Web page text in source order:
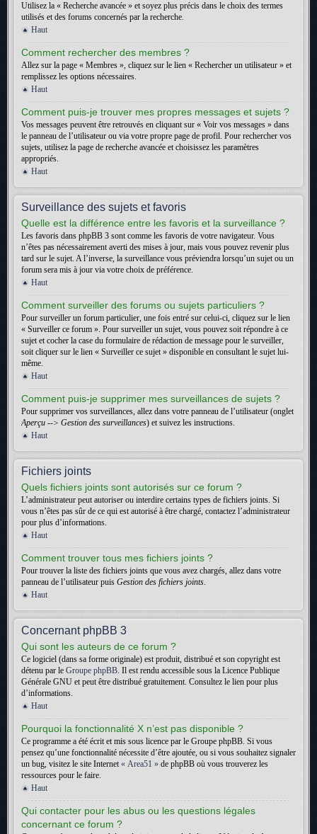
Utilisez la « Recherche avancée » et soyez plus précis dans le choix des termes
utilisés et des forums concernés par la recherche.
Haut
Comment rechercher des membres ?
Allez sur la page « Membres », cliquez sur le lien « Rechercher un utilisateur » et
remplissez les options nécessaires.
Haut
Comment puis-je trouver mes propres messages et sujets ?
Vos messages peuvent être retrouvés en cliquant sur « Voir vos messages » dans
le panneau de l’utilisateur ou via votre propre page de profil. Pour rechercher vos
sujets, utilisez la page de recherche avancée et choisissez les paramètres
appropriés.
Haut
Surveillance des sujets et favoris
Quelle est la différence entre les favoris et la surveillance ?
Les favoris dans phpBB 3 sont comme les favoris de votre navigateur. Vous
n’êtes pas nécessairement averti des mises à jour, mais vous pouvez revenir plus
tard sur le sujet. A l’inverse, la surveillance vous préviendra lorsqu’un sujet ou un
forum sera mis à jour via votre choix de préférence.
Haut
Comment surveiller des forums ou sujets particuliers ?
Pour surveiller un forum particulier, une fois entré sur celui-ci, cliquez sur le lien
« Surveiller ce forum ». Pour surveiller un sujet, vous pouvez soit répondre à ce
sujet et cocher la case du formulaire de rédaction de message pour le surveiller,
soit cliquer sur le lien « Surveiller ce sujet » disponible en consultant le sujet lui-
même.
Haut
Comment puis-je supprimer mes surveillances de sujets ?
Pour supprimer vos surveillances, allez dans votre panneau de l’utilisateur (onglet
Aperçu --> Gestion des surveillances) et suivez les instructions.
Haut
Fichiers joints
Quels fichiers joints sont autorisés sur ce forum ?
L’administrateur peut autoriser ou interdire certains types de fichiers joints. Si
vous n’êtes pas sûr de ce qui est autorisé à être chargé, contactez l’administrateur
pour plus d’informations.
Haut
Comment trouver tous mes fichiers joints ?
Pour trouver la liste des fichiers joints que vous avez chargés, allez dans votre
panneau de l’utilisateur puis Gestion des fichiers joints.
Haut
Concernant phpBB 3
Qui sont les auteurs de ce forum ?
Ce logiciel (dans sa forme originale) est produit, distribué et son copyright est
détenu par le Groupe phpBB. Il est rendu accessible sous la Licence Publique
Générale GNU et peut être distribué gratuitement. Consultez le lien pour plus
d’informations.
Haut
Pourquoi la fonctionnalité X n’est pas disponible ?
Ce programme a été écrit et mis sous licence par le Groupe phpBB. Si vous
pensez qu’une fonctionnalité nécessite d’être ajoutée, ou si vous souhaitez signaler
un bug, visitez le site Internet« Area51 » de phpBB où vous trouverez les
ressources pour le faire.
Haut
Qui contacter pour les abus ou les questions légales
concernant ce forum ?